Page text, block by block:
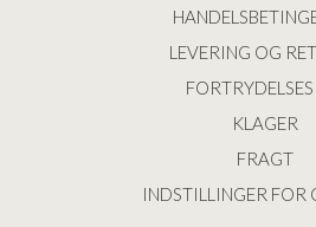
LEVERING OG
KLAGER
FRAGT
INDSTILLINGER FOR